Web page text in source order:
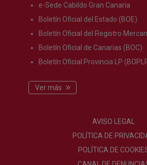
e-Sede Cabildo Gran Canaria
Boletín Oficial del Estado (BOE)
Boletín Oficial del Registro
Boletín Oficial de Canarias (BOC)
Boletín Oficial Provincia LP
Ver más
AVISO LEGAL
POLÍTICA DE
POLÍTICA DE